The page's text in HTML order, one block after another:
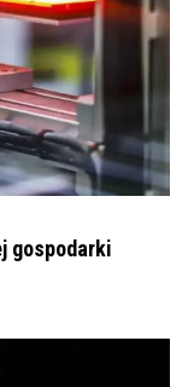
gospodarki